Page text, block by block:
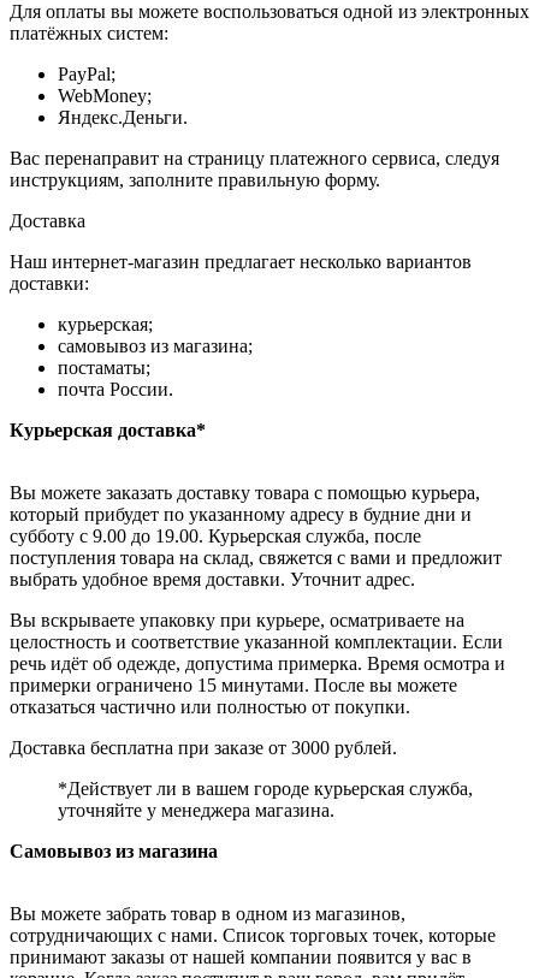
Для оплаты вы можете воспользоваться одной из электронных
платёжных систем:
PayPal;
WebMoney;
Яндекс.Деньги.
Вас перенаправит на страницу платежного сервиса, следуя
инструкциям, заполните правильную форму.
Доставка
Наш интернет-магазин предлагает несколько вариантов
доставки:
курьерская;
самовывоз из магазина;
постаматы;
почта России.
Курьерская доставка*
Вы можете заказать доставку товара с помощью курьера,
который прибудет по указанному адресу в будние дни и
субботу с 9.00 до 19.00. Курьерская служба, после
поступления товара на склад, свяжется с вами и предложит
выбрать удобное время доставки. Уточнит адрес.
Вы вскрываете упаковку при курьере, осматриваете на
целостность и соответствие указанной комплектации. Если
речь идёт об одежде, допустима примерка. Время осмотра и
примерки ограничено 15 минутами. После вы можете
отказаться частично или полностью от покупки.
Доставка бесплатна при заказе от 3000 рублей.
*Действует ли в вашем городе курьерская служба,
уточняйте у менеджера магазина.
Самовывоз из магазина
Вы можете забрать товар в одном из магазинов,
сотрудничающих с нами. Список торговых точек, которые
принимают заказы от нашей компании появится у вас в